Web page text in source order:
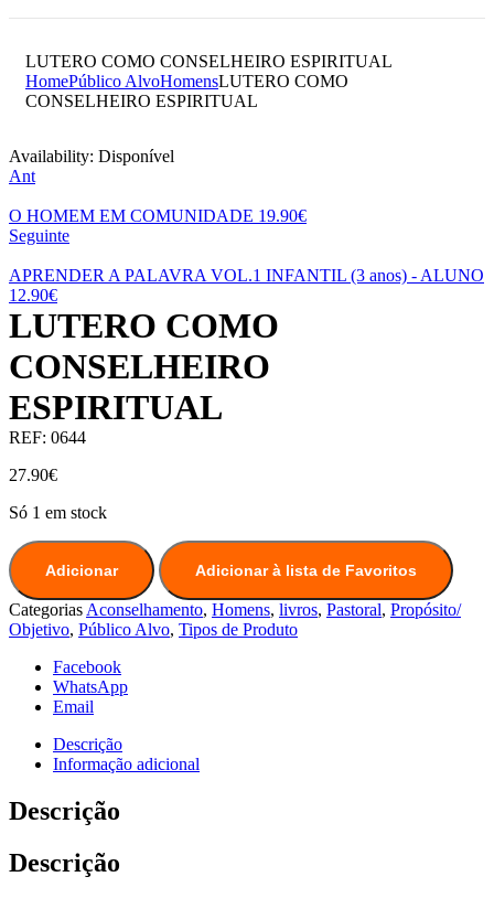
LUTERO COMO CONSELHEIRO ESPIRITUAL
HomePúblico AlvoHomensLUTERO COMO
CONSELHEIRO ESPIRITUAL
Availability: Disponível
Ant
O HOMEM EM COMUNIDADE 19.90€
Seguinte
APRENDER A PALAVRA VOL.1 INFANTIL (3 anos) - ALUNO
12.90€
LUTERO COMO
CONSELHEIRO
ESPIRITUAL
REF: 0644
27.90€
Só 1 em stock
Adicionar Adicionar à lista de Favoritos
Categorias Aconselhamento, Homens, livros, Pastoral, Propósito/
Objetivo, Público Alvo, Tipos de Produto
Facebook
WhatsApp
Email
Descrição
Informação adicional
Descrição
Descrição